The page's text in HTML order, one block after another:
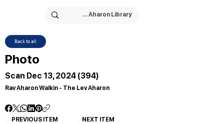
Back to all
Photo
Scan Dec 13, 2024 (394)
Rav Aharon Walkin - The Lev Aharon
PREVIOUS ITEM NEXT ITEM